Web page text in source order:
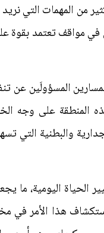
من المهمات التي
مواقف تعتمد بقوة
المسؤولَين عن
المنطقة على وجه
والبطنية التي
الحياة اليومية، ما
هذا الأمر في